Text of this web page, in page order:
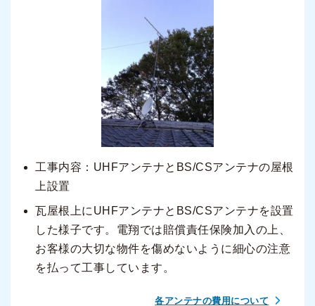
工事内容：UHFアンテナとBS/CSアンテナの屋根
上設置
瓦屋根上にUHFアンテナとBS/CSアンテナを設置
した様子です。電翔では賠償責任保険加入の上、
お客様の大切な物件を傷めないように細心の注意
を払って工事しています。
各アンテナの費用について